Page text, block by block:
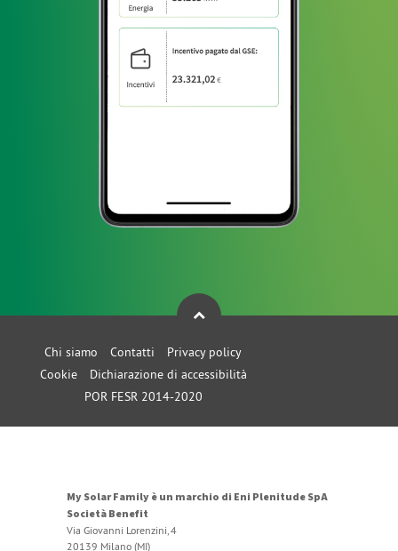
Chi siamo Contatti
Privacy policy
Cookie
Dichiarazione di accessibilità
POR FESR 2014-2020
My Solar Family è un marchio di Eni Plenitude SpA
Società Benefit
Via Giovanni Lorenzini, 4
20139 Milano (MI)